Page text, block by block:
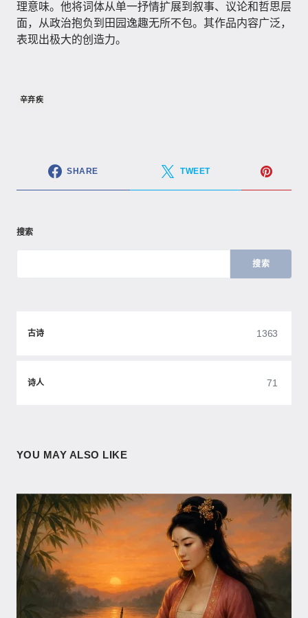
理意味。他将词体从单一抒情扩展到叙事、议论和哲思层
面，从政治抱负到田园逸趣无所不包。其作品内容广泛，
表现出极大的创造力。
辛弃疾
SHARE TWEET
搜索
搜索
古诗 1363
诗人 71
YOU MAY ALSO LIKE